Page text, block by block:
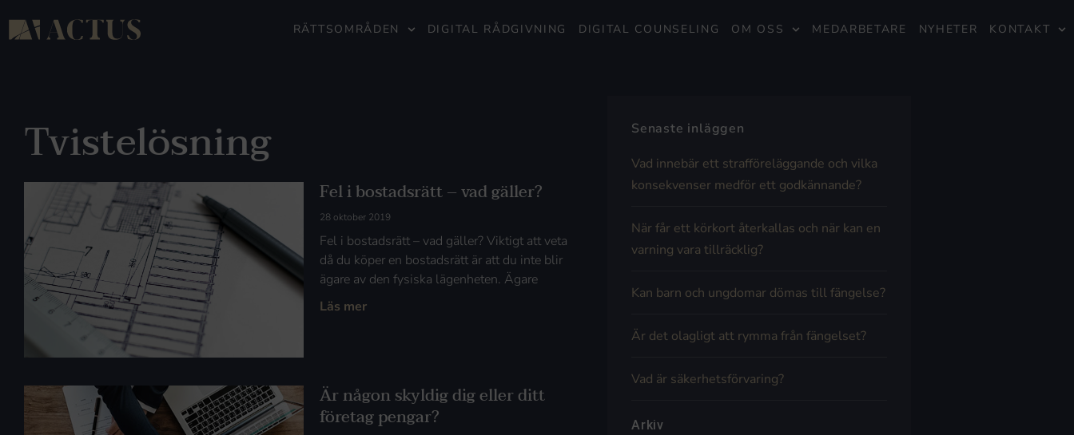
RÄTTSOMRÅDEN DIGITAL RÅDGIVNING DIGITAL COUNSELING OM OSS MEDARBETARE NYHETER KONTAKT
Tvistelösning
Fel i bostadsrätt – vad gäller?
28 oktober 2019
Fel i bostadsrätt – vad gäller? Viktigt att veta
då du köper en bostadsrätt är att du inte blir
ägare av den fysiska lägenheten. Ägare
Läs mer
Är någon skyldig dig eller ditt
företag pengar?
Senaste inläggen
Vad innebär ett strafföreläggande och vilka
konsekvenser medför ett godkännande?
När får ett körkort återkallas och när kan en
varning vara tillräcklig?
Kan barn och ungdomar dömas till fängelse?
Är det olagligt att rymma från fängelset?
Vad är säkerhetsförvaring?
Arkiv